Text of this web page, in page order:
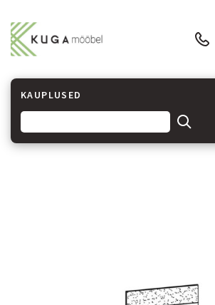
KAUPLUSED